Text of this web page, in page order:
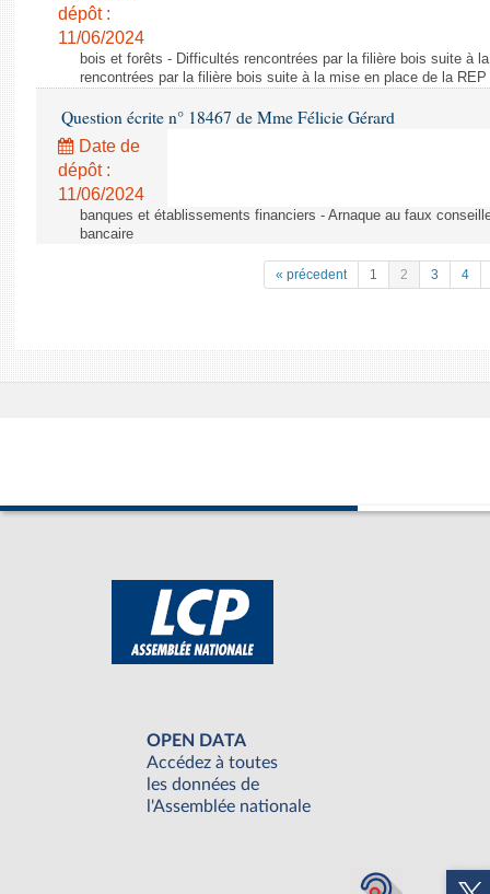
dépôt :
11/06/2024
bois et forêts - Difficultés rencontrées par la filière bois suite à
rencontrées par la filière bois suite à la mise en place de la REP
Question écrite n° 18467 de Mme Félicie Gérard
Date de
dépôt :
11/06/2024
banques et établissements financiers - Arnaque au faux
bancaire
« précedent 1 2 3 4
OPEN DATA
Accédez à toutes
les données de
l'Assemblée nationale